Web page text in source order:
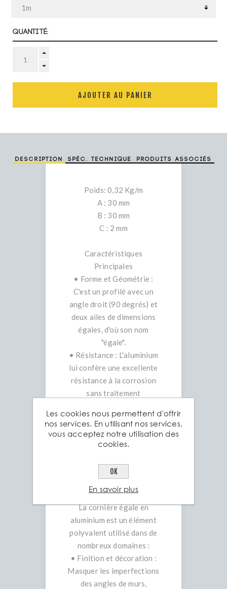
Quantité:
AJOUTER AU PANIER
Description Spéc. technique Produits associés
Poids: 0,32 Kg/m
A : 30 mm
B : 30 mm
C : 2 mm
Caractéristiques
Principales
• Forme et Géométrie :
C'est un profilé avec un
angle droit (90 degrés) et
deux ailes de dimensions
égales, d'où son nom
"égale".
• Résistance : L'aluminium
lui confère une excellente
résistance à la corrosion
sans traitement
rend adaptée aux
environnements intérieurs
et extérieurs. Elle est
offre une bonne rigidité.
Utilisations Courantes
La cornière égale en
aluminium est un élément
polyvalent utilisé dans de
nombreux domaines :
• Finition et décoration :
Masquer les imperfections
des angles de murs,
Les cookies nous permettent d'offrir
nos services. En utilisant nos services,
vous acceptez notre utilisation des
cookies.
OK
En savoir plus